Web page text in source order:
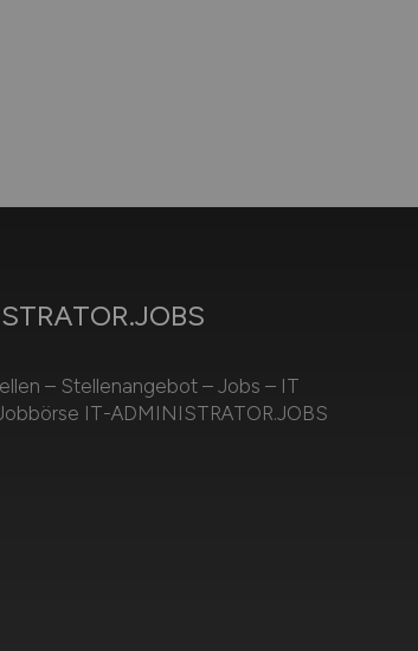
– Stellenangebot – Jobs – IT
IT-ADMINISTRATOR.JOBS